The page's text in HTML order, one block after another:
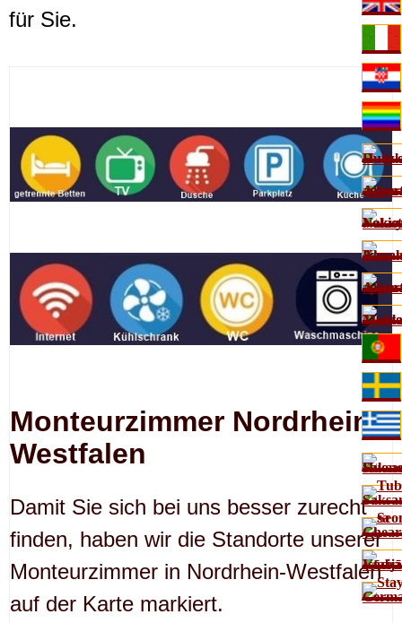
für Sie.
Monteurzimmer Nordrhein-
Westfalen
Damit Sie sich bei uns besser zurecht
finden, haben wir die Standorte unserer
Monteurzimmer in Nordrhein-Westfalen
auf der Karte markiert.